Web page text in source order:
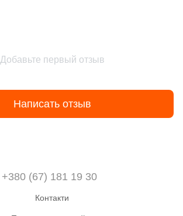
Добавьте первый отзыв
Написать отзыв
+380 (67) 181 19 30
Контакти